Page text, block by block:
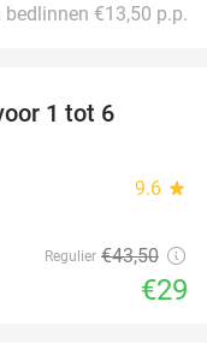
bedlinnen €13,50 p.p.
1 tot 6
9.6 star
Regulier €43,50
€29